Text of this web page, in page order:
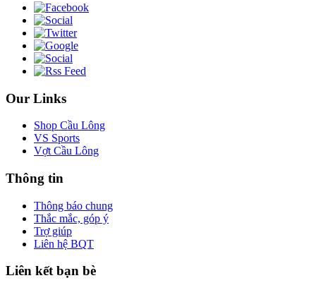
Our Links
Shop Cầu Lông
VS Sports
Vợt Cầu Lông
Thông tin
Thông báo chung
Thắc mắc, góp ý
Trợ giúp
Liên hệ BQT
Liên kết bạn bè